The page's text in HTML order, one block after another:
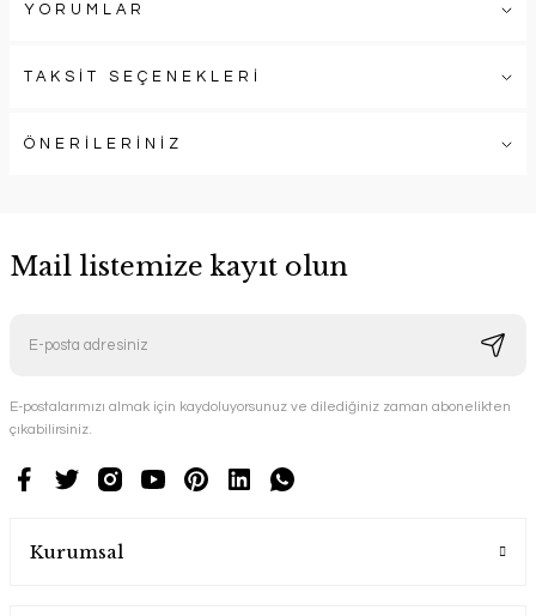
YORUMLAR
TAKSİT SEÇENEKLERİ
ÖNERİLERİNİZ
Mail listemize kayıt olun
E-postalarımızı almak için kaydoluyorsunuz ve dilediğiniz zaman abonelikten
çıkabilirsiniz.
Kurumsal